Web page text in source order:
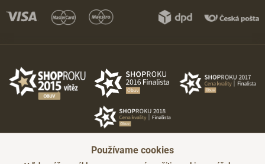
Používame cookies